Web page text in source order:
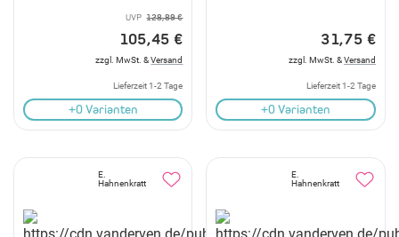
UVP 128,89 €
105,45 €
zzgl. MwSt. &Versand
Lieferzeit 1-2 Tage
+0 Varianten
31,75 €
zzgl. MwSt. &Versand
Lieferzeit 1-2 Tage
+0 Varianten
E.
Hahnenkratt
E.
Hahnenkratt